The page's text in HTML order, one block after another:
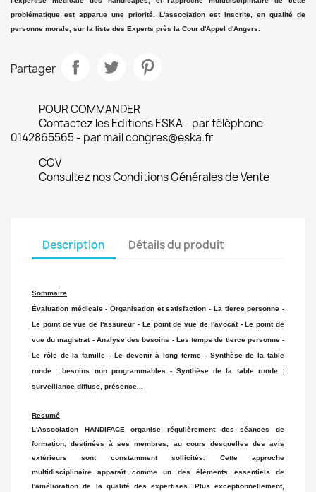
problématique est apparue une priorité. L'association est inscrite, en qualité de
personne morale, sur la liste des Experts près la Cour d'Appel d'Angers.
Partager
POUR COMMANDER
Contactez les Editions ESKA - par téléphone
0142865565 - par mail congres@eska.fr
CGV
Consultez nos Conditions Générales de Vente
Description Détails du produit
Sommaire
Évaluation médicale - Organisation et satisfaction - La tierce personne -
Le point de vue de l'assureur - Le point de vue de l'avocat - Le point de
vue du magistrat - Analyse des besoins - Les temps de tierce personne -
Le rôle de la famille - Le devenir à long terme - Synthèse de la table
ronde : besoins non programmables - Synthèse de la table ronde :
surveillance diffuse, présence...
Resumé
L'Association HANDIFACE organise régulièrement des séances de
formation, destinées à ses membres, au cours desquelles des avis
extérieurs sont constamment sollicités. Cette approche
multidisciplinaire apparaît comme un des éléments essentiels de
l'amélioration de la qualité des expertises. Plus exceptionnellement,